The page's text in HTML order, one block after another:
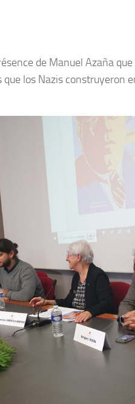
de Manuel Azaña
los Nazis construyeron